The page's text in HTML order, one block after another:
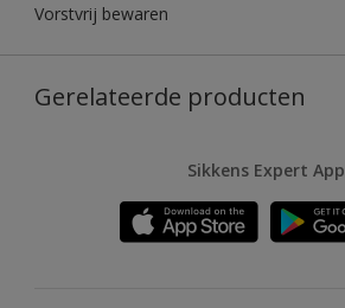
Vorstvrij bewaren
Gerelateerde producten
Sikkens Expert App